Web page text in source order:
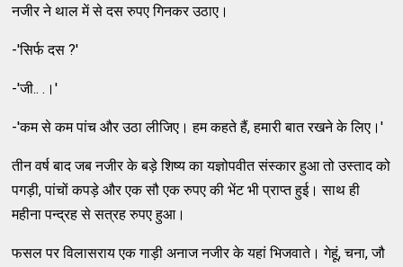
नजीर ने थाल में से दस रुपए गिनकर उठाए।
-'सिर्फ दस ?'
-'जी.. .।'
-'कम से कम पांच और उठा लीजिए। हम कहते हैं, हमारी बात रखने के लिए।'
तीन वर्ष बाद जब नजीर के बड़े शिष्य का यज्ञोपवीत संस्कार हुआ तो उस्ताद को
पगड़ी, पांचों कपड़े और एक सौ एक रुपए की भेंट भी प्राप्त हुई। साथ ही
महीना पन्द्रह से सत्रह रुपए हुआ।
फसल पर विलासराय एक गाड़ी अनाज नजीर के यहां भिजवाते। गेहूं, चना, जौ